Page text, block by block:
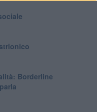
Borderline